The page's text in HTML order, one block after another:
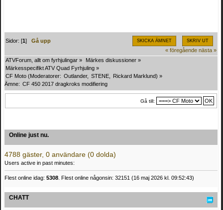
SKICKA ÄMNET SKRIV UT
Sidor: [1]Gå upp
« föregående nästa »
ATVForum, allt om fyrhjulingar » Märkes diskussioner »
Märkesspecifikt ATV Quad Fyrhjuling »
CF Moto (Moderatorer: Outlander, STENE Rickard Marklund) »
Ämne: CF 450 2017 dragkroks modifiering
Gå till:
Online just nu.
4788 gäster, 0 användare (0 dolda)
Users active in past minutes:
Flest online idag: 5308 . Flest online någonsin: 32151 (16 maj 2026 kl. 09:52:43)
CHATT